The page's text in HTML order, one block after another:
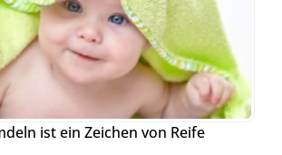
ist ein Zeichen von Reife